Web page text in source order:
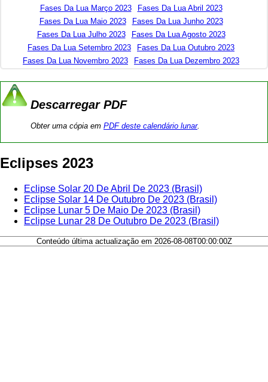
Fases Da Lua Março 2023
Fases Da Lua Abril 2023
Fases Da Lua Maio 2023
Fases Da Lua Junho 2023
Fases Da Lua Julho 2023
Fases Da Lua Agosto 2023
Fases Da Lua Setembro 2023
Fases Da Lua Outubro 2023
Fases Da Lua Novembro 2023
Fases Da Lua Dezembro 2023
Descarregar PDF
Obter uma cópia em PDF deste calendário lunar.
Eclipses 2023
Eclipse Solar 20 De Abril De 2023 (Brasil)
Eclipse Solar 14 De Outubro De 2023 (Brasil)
Eclipse Lunar 5 De Maio De 2023 (Brasil)
Eclipse Lunar 28 De Outubro De 2023 (Brasil)
Conteúdo última actualização em 2026-08-08T00:00:00Z